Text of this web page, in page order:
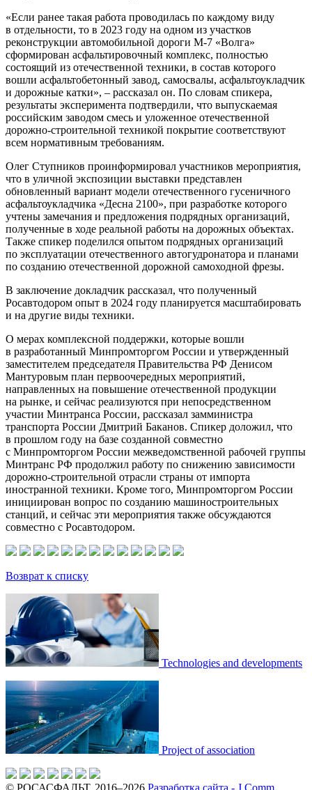
«Если ранее такая работа проводилась по каждому виду
в отдельности, то в 2023 году на одном из участков
реконструкции автомобильной дороги М-7 «Волга»
сформирован асфальтировочный комплекс, полностью
состоящий из отечественной техники, в состав которого
вошли асфальтобетонный завод, самосвалы, асфальтоукладчик
и дорожные катки», ‒ рассказал он. По словам спикера,
результаты эксперимента подтвердили, что выпускаемая
российским заводом смесь и уложенное отечественной
дорожно-строительной техникой покрытие соответствуют
всем нормативным требованиям.
Олег Ступников проинформировал участников мероприятия,
что в уличной экспозиции выставки представлен
обновленный вариант модели отечественного гусеничного
асфальтоукладчика «Десна 2100», при разработке которого
учтены замечания и предложения подрядных организаций,
полученные в ходе реальной работы на дорожных объектах.
Также спикер поделился опытом подрядных организаций
по эксплуатации отечественного автогудронатора и планами
по созданию отечественной дорожной самоходной фрезы.
В заключение докладчик рассказал, что полученный
Росавтодором опыт в 2024 году планируется масштабировать
и на другие виды техники.
О мерах комплексной поддержки, которые вошли
в разработанный Минпромторгом России и утвержденный
заместителем председателя Правительства РФ Денисом
Мантуровым план первоочередных мероприятий,
направленных на повышение отечественной продукции
на рынке, и сейчас реализуются при непосредственном
участии Минтранса России, рассказал замминистра
транспорта России Дмитрий Баканов. Спикер доложил, что
в прошлом году на базе созданной совместно
с Минпромторгом России межведомственной рабочей группы
Минтранс РФ продолжил работу по снижению зависимости
дорожно-строительной отрасли страны от импорта
иностранной техники. Кроме того, Минпромторгом России
инициирован вопрос по созданию машиностроительных
станций, и сейчас эти мероприятия также обсуждаются
совместно с Росавтодором.
Возврат к списку
Technologies and developments
Project of association
© РОСАСФАЛЬТ, 2016–2026 Разработка сайта - J Comm